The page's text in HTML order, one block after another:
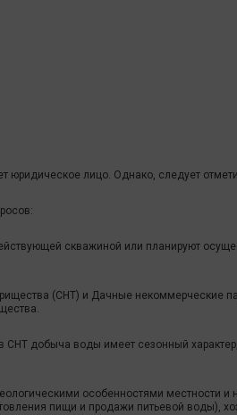
лицо. Однако, следует
скважиной или планируют
(СНТ) и Дачные некоммерческие
СНТ добыча воды имеет сезонный
особенностями местности
пищи и продажи питьевой воды),